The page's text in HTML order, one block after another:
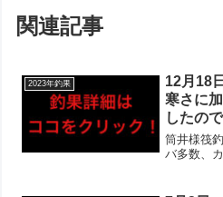
関連記事
2023年釣果
12月18
寒さに
したの
全体的
たり含
サバ・
筒井様筏
バ多数、